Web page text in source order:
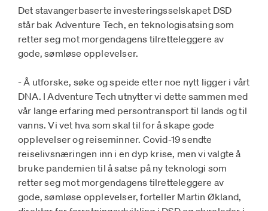
Det stavangerbaserte investeringsselskapet DSD
står bak Adventure Tech, en teknologisatsing som
retter seg mot morgendagens tilretteleggere av
gode, sømløse opplevelser.
- Å utforske, søke og speide etter noe nytt ligger i vårt
DNA. I Adventure Tech utnytter vi dette sammen med
vår lange erfaring med persontransport til lands og til
vanns. Vi vet hva som skal til for å skape gode
opplevelser og reiseminner. Covid-19 sendte
reiselivsnæringen inn i en dyp krise, men vi valgte å
bruke pandemien til å satse på ny teknologi som
retter seg mot morgendagens tilretteleggere av
gode, sømløse opplevelser, forteller Martin Økland,